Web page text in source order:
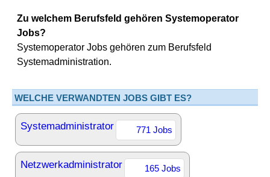
Zu welchem Berufsfeld gehören Systemoperator
Jobs?
Systemoperator Jobs gehören zum Berufsfeld
Systemadministration.
WELCHE VERWANDTEN JOBS GIBT ES?
Systemadministrator 771 Jobs
Netzwerkadministrator 165 Jobs